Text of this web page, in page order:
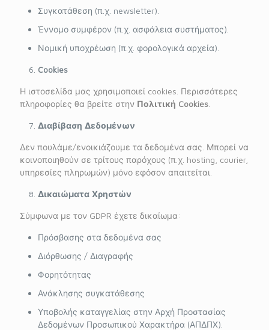
Συγκατάθεση (π.χ. newsletter).
Έννομο συμφέρον (π.χ. ασφάλεια συστήματος).
Νομική υποχρέωση (π.χ. φορολογικά αρχεία).
Cookies
Η ιστοσελίδα μας χρησιμοποιεί cookies. Περισσότερες
πληροφορίες θα βρείτε στην Πολιτική Cookies
Διαβίβαση Δεδομένων
Δεν πουλάμε/ενοικιάζουμε τα δεδομένα σας. Μπορεί να
κοινοποιηθούν σε τρίτους παρόχους (π.χ. hosting, courier,
υπηρεσίες πληρωμών) μόνο εφόσον απαιτείται.
Δικαιώματα Χρηστών
Σύμφωνα με τον GDPR έχετε δικαίωμα:
Πρόσβασης στα δεδομένα σας
Διόρθωσης / Διαγραφής
Φορητότητας
Ανάκλησης συγκατάθεσης
Υποβολής καταγγελίας στην Αρχή Προστασίας
Δεδομένων Προσωπικού Χαρακτήρα (ΑΠΔΠΧ).